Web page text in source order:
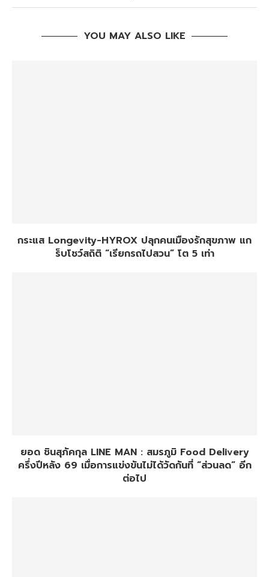
YOU MAY ALSO LIKE
กระแส Longevity-HYROX ปลุกคนเมืองรักสุขภาพ แก
ร็บโชว์สถิติ “เรียกรถไปสวน” โต 5 เท่า
ยอด ชินสุภัคกุล LINE MAN : สมรภูมิ Food Delivery
ครึ่งปีหลัง 69 เมื่อการแข่งขันไม่ได้วัดกันที่ “ส่วนลด” อีก
ต่อไป